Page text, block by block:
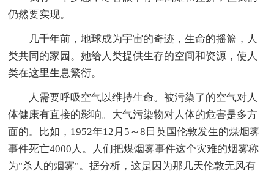
仍然要实现。
几千年前，地球成为宇宙的奇迹，生命的摇篮，人
类共同的家园。她给人类提供生存的空间和资源，使人
类在这里生息繁衍。
人需要呼吸空气以维持生命。被污染了的空气对人
体健康有直接的影响。大气污染物对人体的危害是多方
面的。比如，1952年12月5～8日英国伦敦发生的煤烟雾
事件死亡4000人。人们把煤烟雾事件这个灾难的烟雾称
为"杀人的烟雾"。据分析，这是因为那几天伦敦无风有